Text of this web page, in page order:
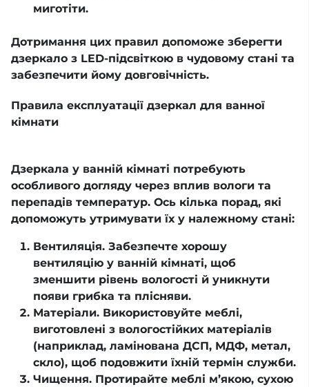
миготіти.
Дотримання цих правил допоможе зберегти
дзеркало з LED-підсвіткою в чудовому стані та
забезпечити йому довговічність.
Правила експлуатації дзеркал для ванної
кімнати
Дзеркала у ванній кімнаті потребують
особливого догляду через вплив вологи та
перепадів температур. Ось кілька порад, які
допоможуть утримувати їх у належному стані:
Вентиляція. Забезпечте хорошу
вентиляцію у ванній кімнаті, щоб
зменшити рівень вологості й уникнути
появи грибка та плісняви.
Матеріали. Використовуйте меблі,
виготовлені з вологостійких матеріалів
(наприклад, ламінована ДСП, МДФ, метал,
скло), щоб подовжити їхній термін служби.
Чищення. Протирайте меблі м’якою, сухою